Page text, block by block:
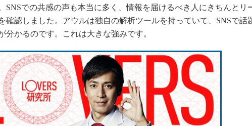
SNSでの共感の声も本当に多く、情報を届けるべき人にきちんとリ
確認しました。アウルは独自の解析ツールを持っていて、SNSで話
分かるのです。これは大きな強みです。